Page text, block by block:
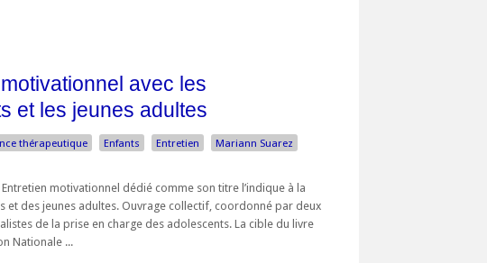
avec les
et les jeunes adultes
thérapeutique Enfants Entretien
Mariann Suarez
motivationnel dédié comme son titre l’indique à la
et des jeunes adultes. Ouvrage collectif, coordonné par deux
de la prise en charge des adolescents. La cible du livre
Nationale ...